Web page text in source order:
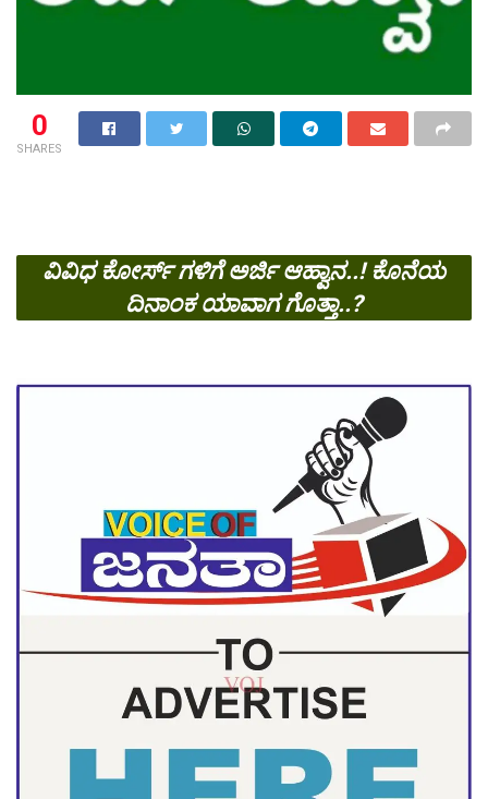
0
SHARES
ವಿವಿಧ ಕೋರ್ಸ್ ಗಳಿಗೆ ಅರ್ಜಿ ಆಹ್ವಾನ..! ಕೊನೆಯ
ದಿನಾಂಕ ಯಾವಾಗ ಗೊತ್ತಾ..?